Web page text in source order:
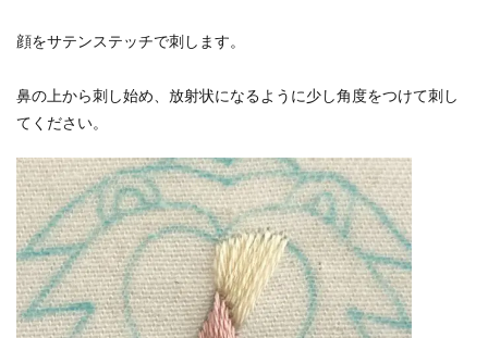
顔をサテンステッチで刺します。
鼻の上から刺し始め、放射状になるように少し角度をつけて刺し
てください。